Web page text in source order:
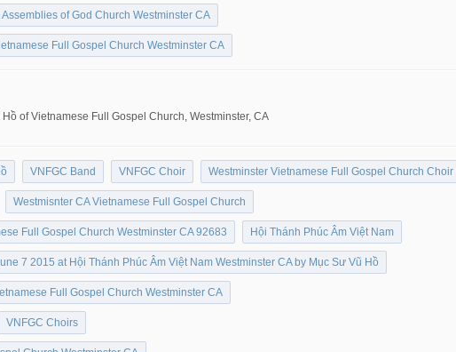
of God Church Westminster CA
Full Gospel Church Westminster CA
of Vietnamese Full Gospel Church, Westminster, CA
VNFGC Band VNFGC Choir Westminster Vietnamese Full Gospel Church Choir
Westmisnter CA Vietnamese Full Gospel Church
Full Gospel Church Westminster CA 92683 Hội Thánh Phúc Âm Việt Nam
7 2015 at Hội Thánh Phúc Âm Việt Nam Westminster CA by Mục Sư Vũ Hồ
Full Gospel Church Westminster CA
VNFGC Choirs